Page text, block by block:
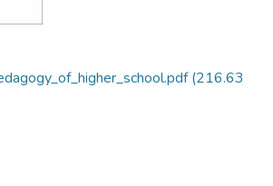
(216.63